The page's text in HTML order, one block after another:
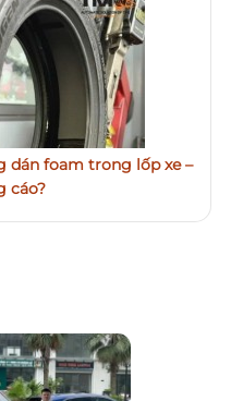
dán foam trong lốp xe –
cáo?